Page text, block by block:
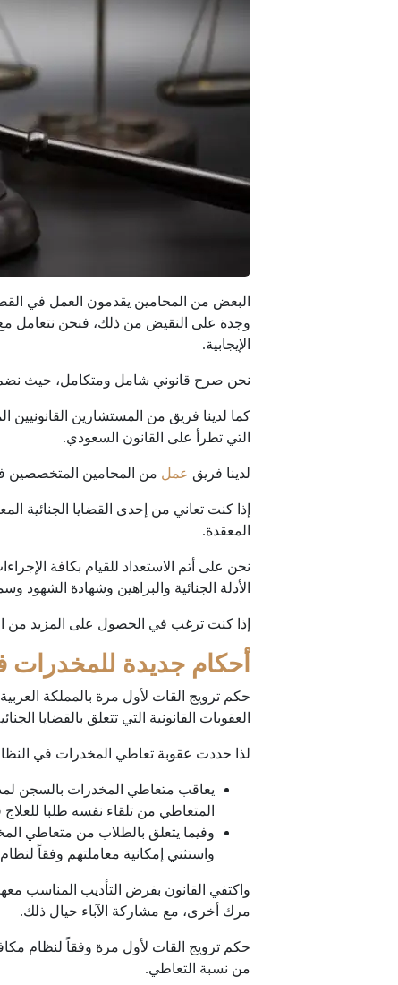
البعض من المحامين يقدمون العمل في
وجدة على النقيض من ذلك، فنحن نتعامل مع
الإيجابية.
نحن صرح قانوني شامل ومتكامل، حيث نضم
كما لدينا فريق من المستشارين القانونيين
التي تطرأ على القانون السعودي.
لدينا فريق عمل من المحامين المتخصصين في
إذا كنت تعاني من إحدى القضايا الجنائية
المعقدة.
نحن على أتم الاستعداد للقيام بكافة
الأدلة الجنائية والبراهين وشهادة الشهود
إذا كنت ترغب في الحصول على المزيد من
أحكام جديدة للمخدرات
حكم ترويج القات لأول مرة بالمملكة
العقوبات القانونية التي تتعلق بالقضايا
لذا حددت عقوبة تعاطي المخدرات في النظام
يعاقب متعاطي المخدرات بالسجن
المتعاطي من تلقاء نفسه طلبا
وفيما يتعلق بالطلاب من متعاطي
واستثني إمكانية معاملتهم وفقاً
واكتفي القانون بفرض التأديب المناسب
مرك أخرى، مع مشاركة الآباء حيال ذلك.
حكم ترويج القات لأول مرة وفقاً لنظام
من نسبة التعاطي.